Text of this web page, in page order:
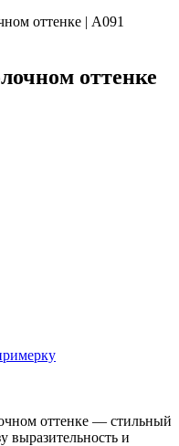
оттенке | А091
оттенке
оттенке — стильный
выразительность и